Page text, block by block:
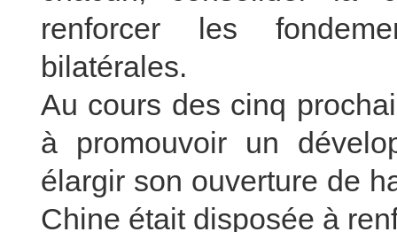
renforcer les
bilatérales.
Au cours des cinq
à promouvoir un
élargir son ouverture de
Chine était disposée à